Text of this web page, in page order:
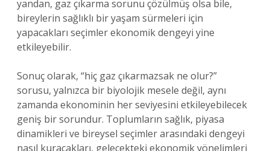
yandan, gaz çıkarma sorunu çözülmüş olsa bile,
bireylerin sağlıklı bir yaşam sürmeleri için
yapacakları seçimler ekonomik dengeyi yine
etkileyebilir.
Sonuç olarak, “hiç gaz çıkarmazsak ne olur?”
sorusu, yalnızca bir biyolojik mesele değil, aynı
zamanda ekonominin her seviyesini etkileyebilecek
geniş bir sorundur. Toplumların sağlık, piyasa
dinamikleri ve bireysel seçimler arasındaki dengeyi
nasıl kuracakları, gelecekteki ekonomik yönelimleri